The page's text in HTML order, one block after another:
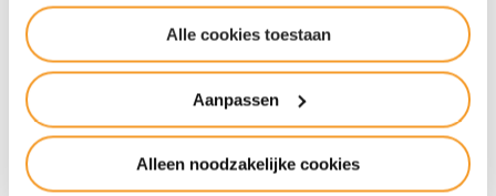
Alle cookies toestaan
Aanpassen
Alleen noodzakelijke cookies
kiest je kind de school die bij hem of haar past,
dan wil dat nog niet zeggen dat het meteen vanaf
het beg…
Lees het verhaal van Fiene